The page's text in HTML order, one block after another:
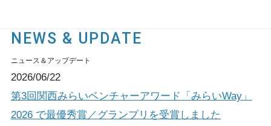
NEWS & UPDATE
ニュース＆アップデート
2026/06/22
第3回関西みらいベンチャーアワード「みらいWay」
2026 で最優秀賞／グランプリを受賞しました